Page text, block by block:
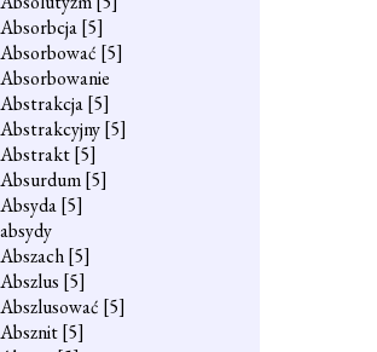
Absorbcja[5]
Absorbować [5]
Absorbowanie
Abstrakcja[5]
Abstrakcyjny[5]
Abstrakt[5]
Absurdum[5]
Absyda[5]
absydy
Abszach[5]
Abszlus [5]
Abszlusować [5]
Absznit[5]